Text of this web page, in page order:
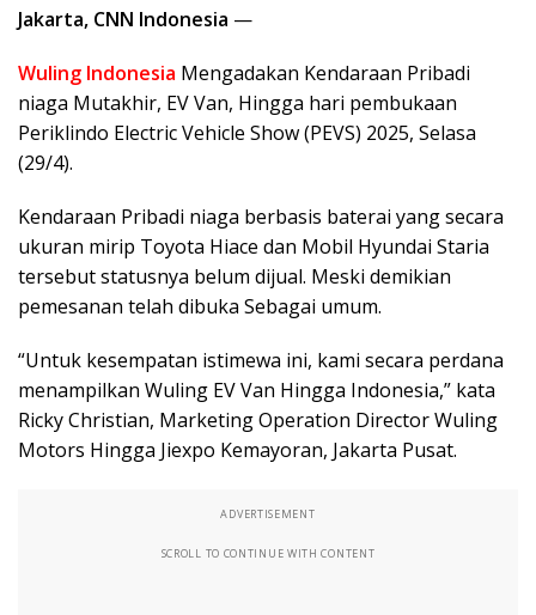
Jakarta, CNN Indonesia —
Wuling Indonesia Mengadakan Kendaraan Pribadi
niaga Mutakhir, EV Van, Hingga hari pembukaan
Periklindo Electric Vehicle Show (PEVS) 2025, Selasa
(29/4).
Kendaraan Pribadi niaga berbasis baterai yang secara
ukuran mirip Toyota Hiace dan Mobil Hyundai Staria
tersebut statusnya belum dijual. Meski demikian
pemesanan telah dibuka Sebagai umum.
“Untuk kesempatan istimewa ini, kami secara perdana
menampilkan Wuling EV Van Hingga Indonesia,” kata
Ricky Christian, Marketing Operation Director Wuling
Motors Hingga Jiexpo Kemayoran, Jakarta Pusat.
ADVERTISEMENT
SCROLL TO CONTINUE WITH CONTENT